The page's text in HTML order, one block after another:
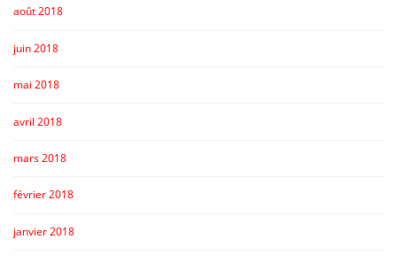
août 2018
juin 2018
mai 2018
avril 2018
mars 2018
février 2018
janvier 2018